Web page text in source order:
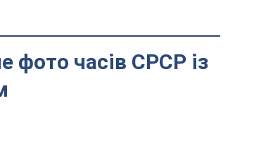
фото часів СРСР із